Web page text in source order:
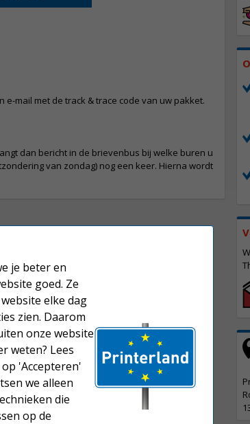
mail met de track & trace code van uw pakket.
dan bericht in de brievenbus bij welke buren u
van zondag) nog een keer. Hierna wordt
je beter en
goed. Ze
elke dag
zien. Daarom
onze website
weten? Lees
op 'Accepteren'
we alleen
die
op de